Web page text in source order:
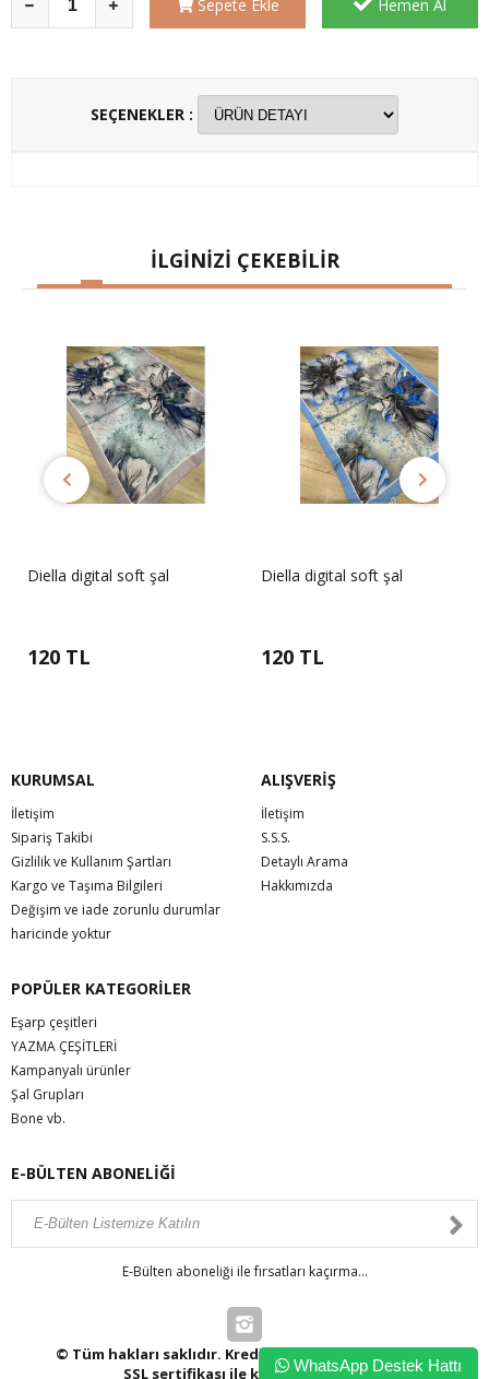
Sepete Ekle Hemen Al
SEÇENEKLER :
İLGİNİZİ ÇEKEBİLİR
Diella digital soft şal
120 TL
Diella digital soft şal
120 TL
KURUMSAL
İletişim
Sipariş Takibi
Gizlilik ve Kullanım Şartları
Kargo ve Taşıma Bilgileri
Değişim ve iade zorunlu durumlar
haricinde yoktur
ALIŞVERİŞ
İletişim
S.S.S.
Detaylı Arama
Hakkımızda
POPÜLER KATEGORİLER
Eşarp çeşitleri
YAZMA ÇEŞİTLERİ
Kampanyalı ürünler
Şal Grupları
Bone vb.
E-BÜLTEN ABONELİĞİ
E-Bülten aboneliği ile fırsatları kaçırma...
© Tüm hakları saklıdır. Kredi kartı bilgileriniz 256bit
SSL sertifikası ile korunmaktadır.WhatsApp Destek Hattı